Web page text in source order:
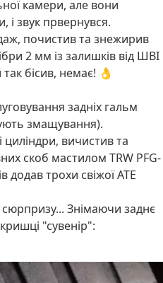
камери, але вони
і звук првернувся.
почистив та знежирив
2 мм із залишків від ШВІ
бісив, немає! 👌
задніх гальм
змащування).
циліндри, вичистив та
скоб мастилом TRW PFG-
трохи свіжої ATE
Знімаючи заднє
"сувенір":